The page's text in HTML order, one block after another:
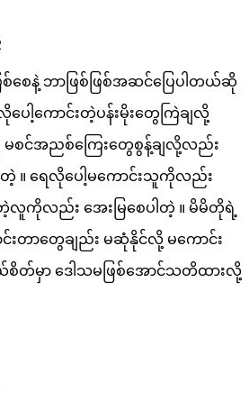
ေနဲ့ ဘာဖြစ်ဖြစ်အဆင်ပြေပါတယ်ဆို
ပေါ့ကောင်းတဲ့ပန်းမိုးတွေကြဲချလို့
စင်အညစ်ကြေးတွေစွန့်ချလို့လည်း
။ ရေလိုပေါ့မကောင်းသူကိုလည်း
လူကိုလည်း အေးမြစေပါတဲ့ ။ မိမိတိုရဲ့
တာတွေချည်း မဆုံနိုင်လို့ မကောင်း
တ်မှာ ဒေါသမဖြစ်အောင်သတိထားလို့